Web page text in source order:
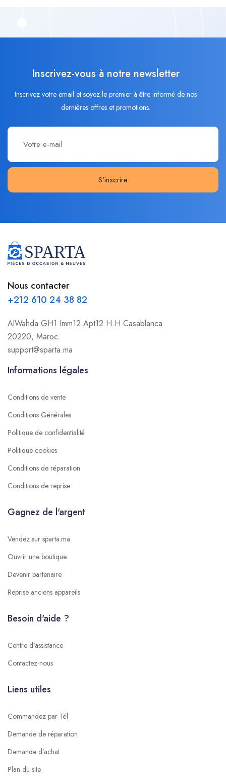
Inscrivez-vous à notre newsletter
Inscrivez votre email et soyez le premier à être informé de nos
dernières offres et promotions.
S'inscrire
Nous contacter
+212 610 24 38 82
AlWahda GH1 Imm12 Apt12 H.H Casablanca
20220, Maroc.
support@sparta.ma
Informations légales
Conditions de vente
Conditions Générales
Politique de confidentialité
Politique cookies
Conditions de réparation
Conditions de reprise
Gagnez de l'argent
Vendez sur sparta.ma
Ouvrir une boutique
Devenir partenaire
Reprise anciens appareils
Besoin d'aide ?
Centre d'assistance
Contactez-nous
Liens utiles
Commandez par Tél
Demande de réparation
Demande d’achat
Plan du site